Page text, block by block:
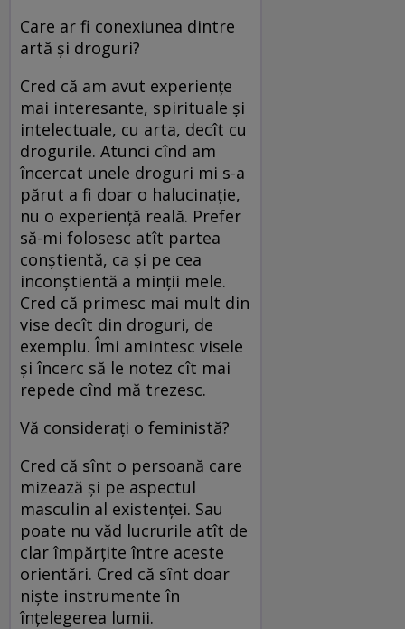
Care ar fi conexiunea dintre
artă şi droguri?
Cred că am avut experienţe
mai interesante, spirituale şi
intelectuale, cu arta, decît cu
drogurile. Atunci cînd am
încercat unele droguri mi s-a
părut a fi doar o halucinaţie,
nu o experienţă reală. Prefer
să-mi folosesc atît partea
conştientă, ca şi pe cea
inconştientă a minţii mele.
Cred că primesc mai mult din
vise decît din droguri, de
exemplu. Îmi amintesc visele
şi încerc să le notez cît mai
repede cînd mă trezesc.
Vă consideraţi o feministă?
Cred că sînt o persoană care
mizează şi pe aspectul
masculin al existenţei. Sau
poate nu văd lucrurile atît de
clar împărţite între aceste
orientări. Cred că sînt doar
nişte instrumente în
înţelegerea lumii.